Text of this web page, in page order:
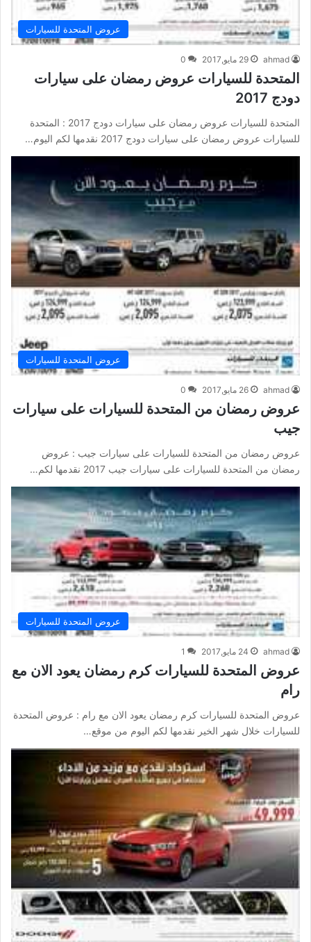
عروض المتحدة للسيارات
ahmad 29 مايو,2017 0
المتحدة للسيارات عروض رمضان على سيارات
دودج 2017
المتحدة للسيارات عروض رمضان على سيارات دودج 2017 : المتحدة
للسيارات عروض رمضان على سيارات دودج 2017 نقدمها لكم اليوم…
عروض المتحدة للسيارات
ahmad 26 مايو,2017 0
عروض رمضان من المتحدة للسيارات على سيارات
جيب
عروض رمضان من المتحدة للسيارات على سيارات جيب : عروض
رمضان من المتحدة للسيارات على سيارات جيب 2017 نقدمها لكم…
عروض المتحدة للسيارات
ahmad 24 مايو,2017 1
عروض المتحدة للسيارات كرم رمضان يعود الان مع
رام
عروض المتحدة للسيارات كرم رمضان يعود الان مع رام : عروض المتحدة
للسيارات خلال شهر الخير نقدمها لكم اليوم من موقع…